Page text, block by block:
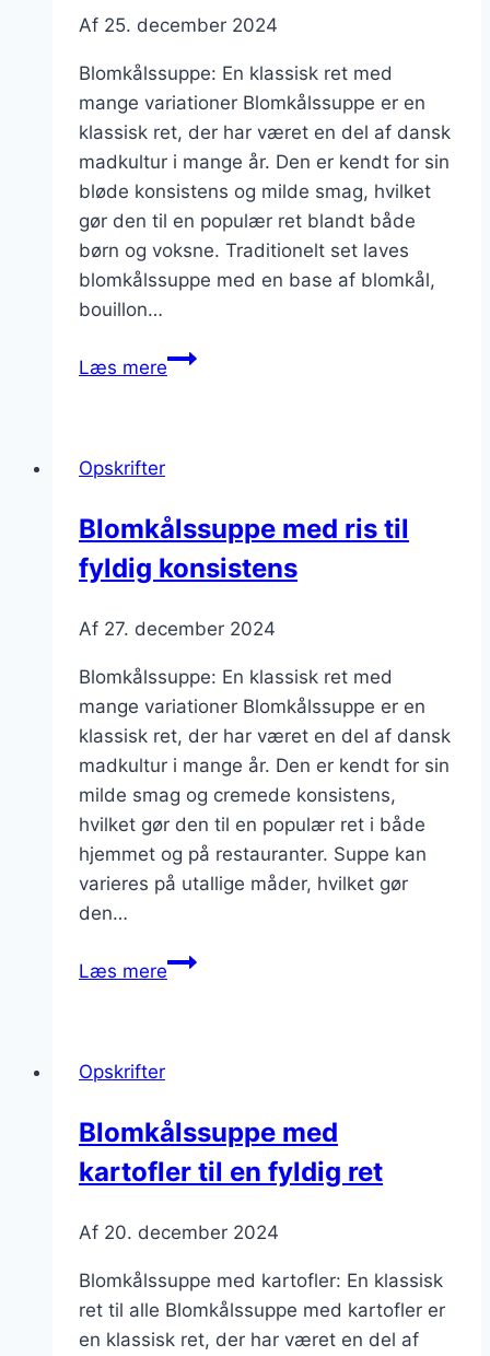
Af 25. december 2024
Blomkålssuppe: En klassisk ret med
mange variationer Blomkålssuppe er en
klassisk ret, der har været en del af dansk
madkultur i mange år. Den er kendt for sin
bløde konsistens og milde smag, hvilket
gør den til en populær ret blandt både
børn og voksne. Traditionelt set laves
blomkålssuppe med en base af blomkål,
bouillon…
Læs mereBlomkålssuppe
Opskrifter
Blomkålssuppe med ris til
fyldig konsistens
Af 27. december 2024
Blomkålssuppe: En klassisk ret med
mange variationer Blomkålssuppe er en
klassisk ret, der har været en del af dansk
madkultur i mange år. Den er kendt for sin
milde smag og cremede konsistens,
hvilket gør den til en populær ret i både
hjemmet og på restauranter. Suppe kan
varieres på utallige måder, hvilket gør
den…
Læs mereBlomkålssuppe
Opskrifter
Blomkålssuppe med
kartofler til en fyldig ret
Af 20. december 2024
Blomkålssuppe med kartofler: En klassisk
ret til alle Blomkålssuppe med kartofler er
en klassisk ret, der har været en del af